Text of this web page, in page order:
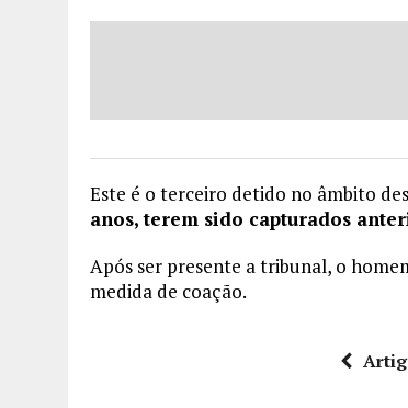
Este é o terceiro detido no âmbito
anos, terem sido capturados
Após ser presente a tribunal, o
medida de coação.